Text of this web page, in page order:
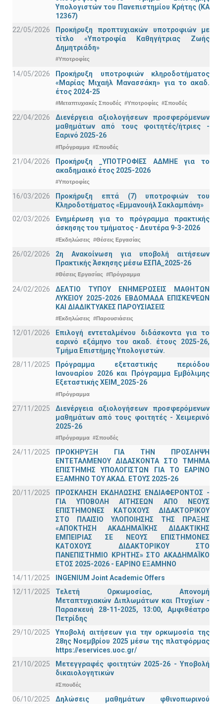
Υπολογιστών του Πανεπιστημίου Κρήτης (ΚΑ
12367)
22/05/2026
Προκήρυξη προπτυχιακών υποτροφιών με
τίτλο «Υποτροφία Καθηγήτριας Ζωής
Δημητριάδη»
#Υποτροφίες
14/05/2026
Προκήρυξη υποτροφιών κληροδοτήματος
«Μαρίας Μιχαήλ Μανασσάκη» για το ακαδ.
έτος 2024-25
#Μεταπτυχιακές Σπουδές #Υποτροφίες #Σπουδές
22/04/2026
Διενέργεια αξιολογήσεων προσφερόμενων
μαθημάτων από τους φοιτητές/ήτριες -
Εαρινό 2025-26
#Πρόγραμμα #Σπουδές
21/04/2026
Προκήρυξη _ΥΠΟΤΡΟΦΙΕΣ ΑΔΜΗΕ για το
ακαδημαικό έτος 2025-2026
#Υποτροφίες
16/03/2026
Προκήρυξη επτά (7) υποτροφιών του
Κληροδοτήματος «Εμμανουήλ Σακλαμπάνη»
02/03/2026
Ενημέρωση για το πρόγραμμα πρακτικής
άσκησης του τμήματος - Δευτέρα 9-3-2026
#Εκδηλώσεις #Θέσεις Εργασίας
26/02/2026
2η Ανακοίνωση για υποβολή αιτήσεων
Πρακτικής Άσκησης μέσω ΕΣΠΑ_2025-26
#Θέσεις Εργασίας #Πρόγραμμα
24/02/2026
ΔΕΛΤΙΟ ΤΥΠΟΥ ΕΝΗΜΕΡΩΣΕΙΣ ΜΑΘΗΤΩΝ
ΛΥΚΕΙΟΥ 2025-2026 ΕΒΔΟΜΑΔΑ ΕΠΙΣΚΕΨΕΩΝ
ΚΑΙ ΔΙΑΔΙΚΤΥΑΚΕΣ ΠΑΡΟΥΣΙΑΣΕΙΣ
#Εκδηλώσεις #Παρουσιάσεις
12/01/2026
Επιλογή εντεταλμένου διδάσκοντα για το
εαρινό εξάμηνο του ακαδ. έτους 2025-26,
Τμήμα Επιστήμης Υπολογιστών.
28/11/2025
Πρόγραμμα εξεταστικής περιόδου
Ιανουαρίου 2026 και Πρόγραμμα Εμβόλιμης
Εξεταστικής ΧΕΙΜ_2025-26
#Πρόγραμμα
27/11/2025
Διενέργεια αξιολογήσεων προσφερόμενων
μαθημάτων από τους φοιτητές - Χειμερινό
2025-26
#Πρόγραμμα #Σπουδές
24/11/2025
ΠΡΟΚΗΡΥΞΗ ΓΙΑ ΤΗΝ ΠΡΟΣΛΗΨΗ
ΕΝΤΕΤΑΛΜΕΝΟΥ ΔΙΔΑΣΚΟΝΤΑ ΣΤΟ ΤΜΗΜΑ
ΕΠΙΣΤΗΜΗΣ ΥΠΟΛΟΓΙΣΤΩΝ ΓΙΑ ΤΟ ΕΑΡΙΝΟ
ΕΞΑΜΗΝΟ ΤΟΥ ΑΚΑΔ. ΕΤΟΥΣ 2025-26
20/11/2025
ΠΡΟΣΚΛΗΣΗ ΕΚΔΗΛΩΣΗΣ ΕΝΔΙΑΦΕΡΟΝΤΟΣ -
ΓΙΑ ΥΠΟΒΟΛΗ ΑΙΤΗΣΕΩΝ ΑΠΟ ΝΕΟΥΣ
ΕΠΙΣΤΗΜΟΝΕΣ ΚΑΤΟΧΟΥΣ ΔΙΔΑΚΤΟΡΙΚΟΥ
ΣΤΟ ΠΛΑΙΣΙΟ ΥΛΟΠΟΙΗΣΗΣ ΤΗΣ ΠΡΑΞΗΣ
«ΑΠΟΚΤΗΣΗ ΑΚΑΔΗΜΑΪΚΗΣ ΔΙΔΑΚΤΙΚΗΣ
ΕΜΠΕΙΡΙΑΣ ΣΕ ΝΕΟΥΣ ΕΠΙΣΤΗΜΟΝΕΣ
ΚΑΤΟΧΟΥΣ ΔΙΔΑΚΤΟΡΙΚΟΥ ΣΤΟ
ΠΑΝΕΠΙΣΤΗΜΙΟ ΚΡΗΤΗΣ» ΣΤΟ ΑΚΑΔΗΜΑΪΚΟ
ΕΤΟΣ 2025-2026 - ΕΑΡΙΝΟ ΕΞΑΜΗΝΟ
14/11/2025
INGENIUM Joint Academic Offers
12/11/2025
Τελετή Ορκωμοσίας, Απονομή
Μεταπτυχιακών Διπλωμάτων και Πτυχίων -
Παρασκευή 28-11-2025, 13:00, Αμφιθέατρο
Πετρίδης
29/10/2025
Υποβολή αιτήσεων για την ορκωμοσία της
28ης Νοεμβρίου 2025 μέσω της πλατφόρμας
https://eservices.uoc.gr/
21/10/2025
Μετεγγραφές φοιτητών 2025-26 - Υποβολή
δικαιολογητικών
#Σπουδές
06/10/2025
Δηλώσεις μαθημάτων φθινοπωρινού